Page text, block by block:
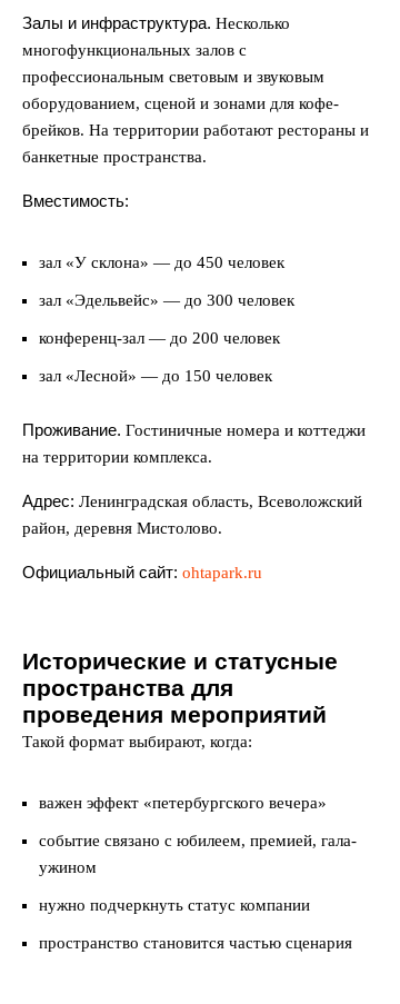
Залы и инфраструктура. Несколько
многофункциональных залов с
профессиональным световым и звуковым
оборудованием, сценой и зонами для кофе-
брейков. На территории работают рестораны и
банкетные пространства.
Вместимость:
зал «У склона» — до 450 человек
зал «Эдельвейс» — до 300 человек
конференц-зал — до 200 человек
зал «Лесной» — до 150 человек
Проживание. Гостиничные номера и коттеджи
на территории комплекса.
Адрес: Ленинградская область, Всеволожский
район, деревня Мистолово.
Официальный сайт: ohtapark.ru
Исторические и статусные
пространства для
проведения мероприятий
Такой формат выбирают, когда:
важен эффект «петербургского вечера»
событие связано с юбилеем, премией, гала-
ужином
нужно подчеркнуть статус компании
пространство становится частью сценария